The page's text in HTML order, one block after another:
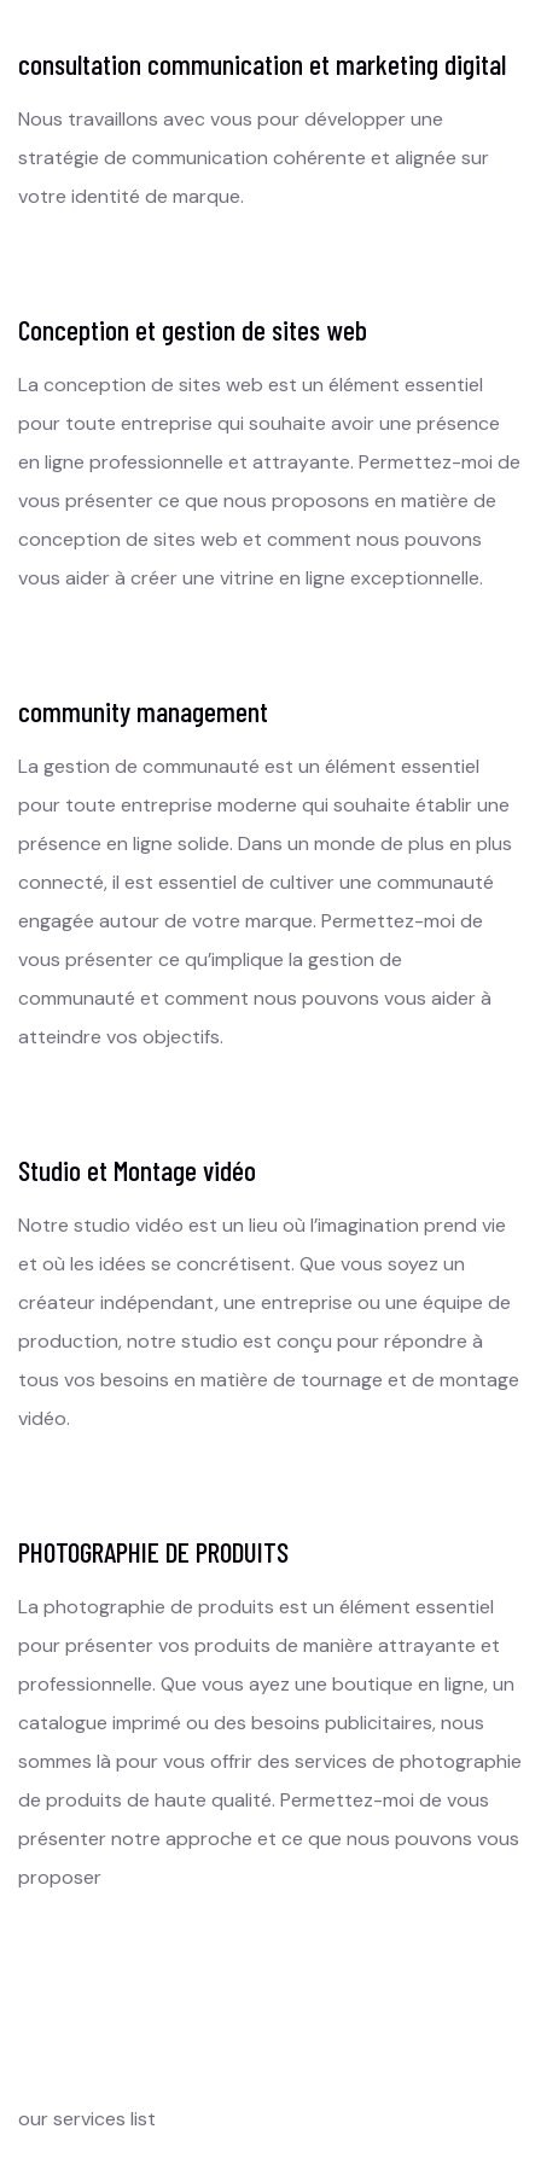
consultation communication et marketing digital
Nous travaillons avec vous pour développer une
stratégie de communication cohérente et alignée sur
votre identité de marque.
Conception et gestion de sites web
La conception de sites web est un élément essentiel
pour toute entreprise qui souhaite avoir une présence
en ligne professionnelle et attrayante. Permettez-moi de
vous présenter ce que nous proposons en matière de
conception de sites web et comment nous pouvons
vous aider à créer une vitrine en ligne exceptionnelle.
community management
La gestion de communauté est un élément essentiel
pour toute entreprise moderne qui souhaite établir une
présence en ligne solide. Dans un monde de plus en plus
connecté, il est essentiel de cultiver une communauté
engagée autour de votre marque. Permettez-moi de
vous présenter ce qu’implique la gestion de
communauté et comment nous pouvons vous aider à
atteindre vos objectifs.
Studio et Montage vidéo
Notre studio vidéo est un lieu où l’imagination prend vie
et où les idées se concrétisent. Que vous soyez un
créateur indépendant, une entreprise ou une équipe de
production, notre studio est conçu pour répondre à
tous vos besoins en matière de tournage et de montage
vidéo.
PHOTOGRAPHIE DE PRODUITS
La photographie de produits est un élément essentiel
pour présenter vos produits de manière attrayante et
professionnelle. Que vous ayez une boutique en ligne, un
catalogue imprimé ou des besoins publicitaires, nous
sommes là pour vous offrir des services de photographie
de produits de haute qualité. Permettez-moi de vous
présenter notre approche et ce que nous pouvons vous
proposer
our services list